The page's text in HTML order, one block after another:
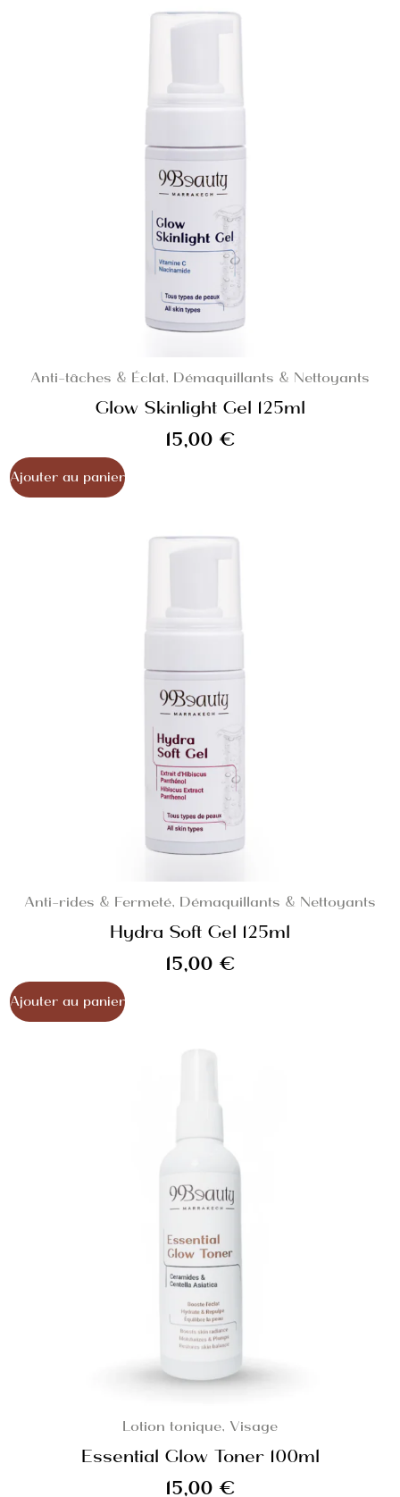
Anti-tâches & Éclat, Démaquillants & Nettoyants
Glow Skinlight Gel 125ml
15,00 €
Ajouter au panier
Anti-rides & Fermeté, Démaquillants & Nettoyants
Hydra Soft Gel 125ml
15,00 €
Ajouter au panier
Lotion tonique, Visage
Essential Glow Toner 100ml
15,00 €